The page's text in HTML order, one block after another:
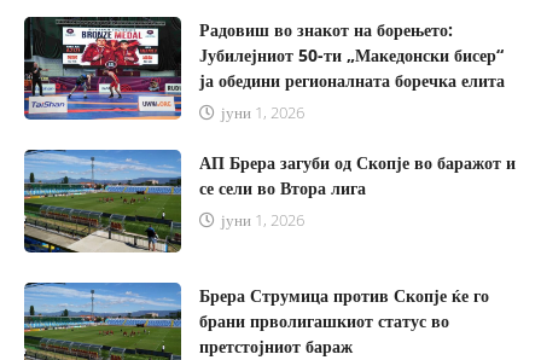
Радовиш во знакот на борењето:
Јубилејниот 50-ти „Македонски бисер“
ја обедини регионалната боречка елита
јуни 1, 2026
АП Брера загуби од Скопје во баражот и
се сели во Втора лига
јуни 1, 2026
Брера Струмица против Скопје ќе го
брани прволигашкиот статус во
претстојниот бараж